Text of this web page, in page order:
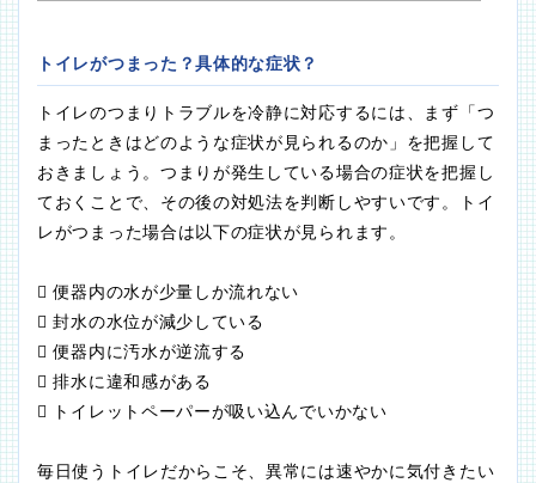
トイレがつまった？具体的な症状？
トイレのつまりトラブルを冷静に対応するには、まず「つ
まったときはどのような症状が見られるのか」を把握して
おきましょう。つまりが発生している場合の症状を把握し
ておくことで、その後の対処法を判断しやすいです。トイ
レがつまった場合は以下の症状が見られます。
 便器内の水が少量しか流れない
 封水の水位が減少している
 便器内に汚水が逆流する
 排水に違和感がある
 トイレットペーパーが吸い込んでいかない
毎日使うトイレだからこそ、異常には速やかに気付きたい